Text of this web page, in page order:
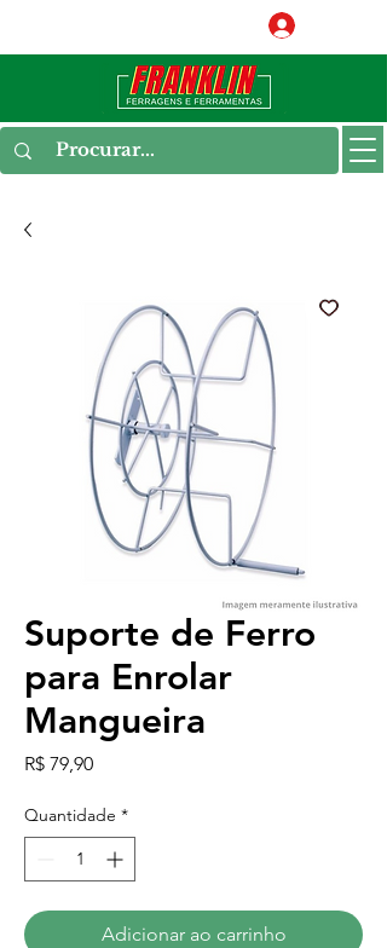
Suporte de Ferro
para Enrolar
Mangueira
R$ 79,90Preço
Quantidade *
Adicionar ao carrinho